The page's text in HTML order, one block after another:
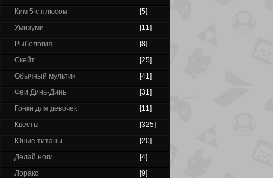
Ким 5 с плюсом
[5]
Умизуми
[11]
Рыбология
[8]
Скейт
[25]
Обычный мультик
[41]
Феи Динь-Динь
[31]
Гонки для девочек
[11]
Квесты
[325]
Юные титаны
[20]
Делай ноги
[4]
Лоракс
[9]